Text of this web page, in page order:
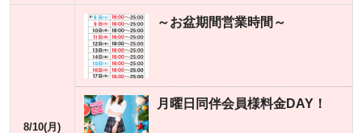
8/10(月)
～お盆期間営業時間～
月曜日同伴会員様料金DAY！